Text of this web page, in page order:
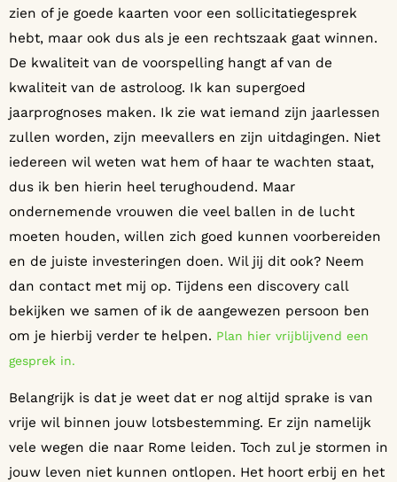
zien of je goede kaarten voor een sollicitatiegesprek
hebt, maar ook dus als je een rechtszaak gaat winnen.
De kwaliteit van de voorspelling hangt af van de
kwaliteit van de astroloog. Ik kan supergoed
jaarprognoses maken. Ik zie wat iemand zijn jaarlessen
zullen worden, zijn meevallers en zijn uitdagingen. Niet
iedereen wil weten wat hem of haar te wachten staat,
dus ik ben hierin heel terughoudend. Maar
ondernemende vrouwen die veel ballen in de lucht
moeten houden, willen zich goed kunnen voorbereiden
en de juiste investeringen doen. Wil jij dit ook? Neem
dan contact met mij op. Tijdens een discovery call
bekijken we samen of ik de aangewezen persoon ben
om je hierbij verder te helpen. Plan hier vrijblijvend een
gesprek in.
Belangrijk is dat je weet dat er nog altijd sprake is van
vrije wil binnen jouw lotsbestemming. Er zijn namelijk
vele wegen die naar Rome leiden. Toch zul je stormen in
jouw leven niet kunnen ontlopen. Het hoort erbij en het